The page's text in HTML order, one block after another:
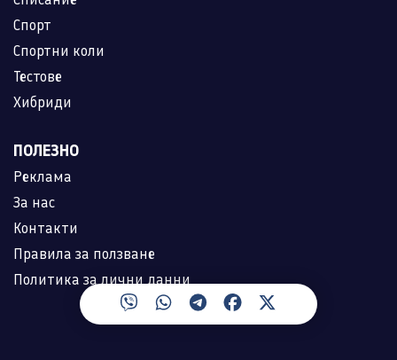
Спорт
Спортни коли
Тестове
Хибриди
ПОЛЕЗНО
Реклама
За нас
Контакти
Правила за ползване
Политика за лични данни